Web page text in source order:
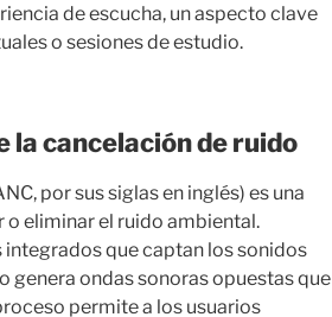
de escucha, un aspecto clave
o sesiones de estudio.
la cancelación de ruido
por sus siglas en inglés) es una
eliminar el ruido ambiental.
que captan los sonidos
genera ondas sonoras opuestas que
permite a los usuarios